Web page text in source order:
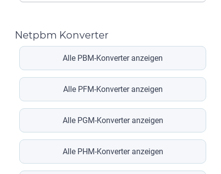
Netpbm Konverter
Alle PBM-Konverter anzeigen
Alle PFM-Konverter anzeigen
Alle PGM-Konverter anzeigen
Alle PHM-Konverter anzeigen